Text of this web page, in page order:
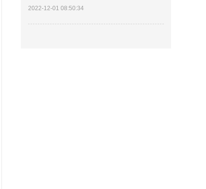
起来。 一、花生，因为脂肪是鸽子主要储存
2022-12-01 08:50:34